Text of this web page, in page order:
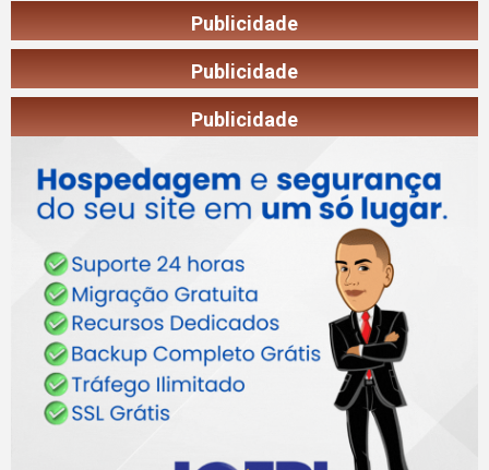
Publicidade
Publicidade
Publicidade